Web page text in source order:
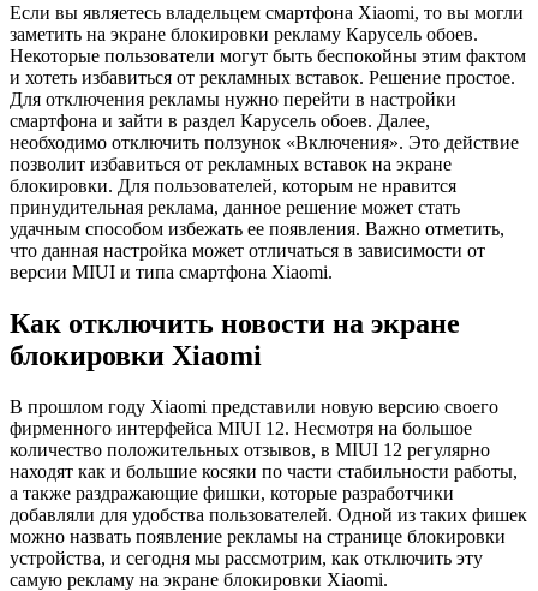
Если вы являетесь владельцем смартфона Xiaomi, то вы могли
заметить на экране блокировки рекламу Карусель обоев.
Некоторые пользователи могут быть беспокойны этим фактом
и хотеть избавиться от рекламных вставок. Решение простое.
Для отключения рекламы нужно перейти в настройки
смартфона и зайти в раздел Карусель обоев. Далее,
необходимо отключить ползунок «Включения». Это действие
позволит избавиться от рекламных вставок на экране
блокировки. Для пользователей, которым не нравится
принудительная реклама, данное решение может стать
удачным способом избежать ее появления. Важно отметить,
что данная настройка может отличаться в зависимости от
версии MIUI и типа смартфона Xiaomi.
Как отключить новости на экране
блокировки Xiaomi
В прошлом году Xiaomi представили новую версию своего
фирменного интерфейса MIUI 12. Несмотря на большое
количество положительных отзывов, в MIUI 12 регулярно
находят как и большие косяки по части стабильности работы,
а также раздражающие фишки, которые разработчики
добавляли для удобства пользователей. Одной из таких фишек
можно назвать появление рекламы на странице блокировки
устройства, и сегодня мы рассмотрим, как отключить эту
самую рекламу на экране блокировки Xiaomi.